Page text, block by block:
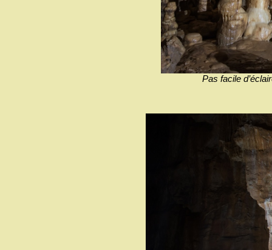
Pas facile